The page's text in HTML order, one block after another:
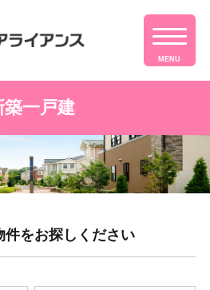
MENU
築一戸建
件をお探しください